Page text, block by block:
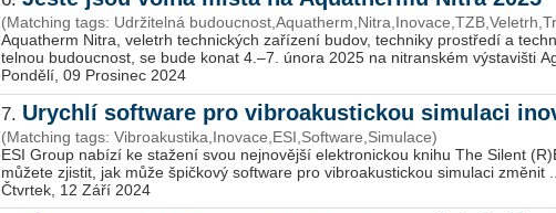
(Matching tags: Udržitelná
Aquatherm Nitra, ve­letrh tech­nic­kých za­ří­ze­ní budov, tech­ni­ky pro­stře­dí a
tel­nou bu­douc­nost, se bude konat 4.–7. února 2025 na nit­ran­ském vý­sta­viš­ti
Pondělí, 09 Prosinec 2024
7. Urychlí software pro vibroakustickou simulaci
(Matching tags: Vibroakustika,Inovace,ESI,Software,Simulace)
ESI Group na­bí­zí ke sta­že­ní svou nej­no­věj­ší elek­tro­nic­kou knihu The Si­lent
mů­že­te zjis­tit, jak může špič­ko­vý soft­ware pro vib­ro­a­kus­tic­kou si­mu­la­ci změ­nit ...
Čtvrtek, 12 Září 2024